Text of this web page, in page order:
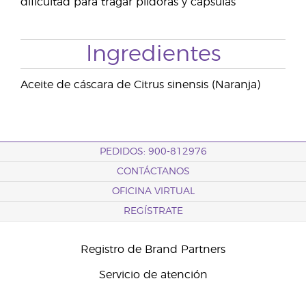
Ingredientes
Aceite de cáscara de Citrus sinensis (Naranja)
PEDIDOS: 900-812976
CONTÁCTANOS
OFICINA VIRTUAL
REGÍSTRATE
Registro de Brand Partners
Servicio de atención